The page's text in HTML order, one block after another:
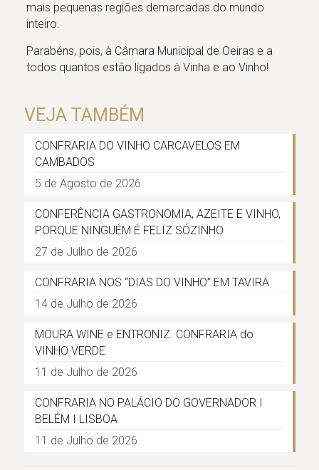
mais pequenas regiões demarcadas do mundo
inteiro.
Parabéns, pois, à Câmara Municipal de Oeiras e a
todos quantos estão ligados à Vinha e ao Vinho!
VEJA TAMBÉM
CONFRARIA DO VINHO CARCAVELOS EM
CAMBADOS
5 de Agosto de 2026
CONFERÊNCIA GASTRONOMIA, AZEITE E VINHO,
PORQUE NINGUÉM É FELIZ SÓZINHO
27 de Julho de 2026
CONFRARIA NOS “DIAS DO VINHO” EM TAVIRA
14 de Julho de 2026
MOURA WINE e ENTRONIZ. CONFRARIA do
VINHO VERDE
11 de Julho de 2026
CONFRARIA NO PALÁCIO DO GOVERNADOR I
BELÉM I LISBOA
11 de Julho de 2026